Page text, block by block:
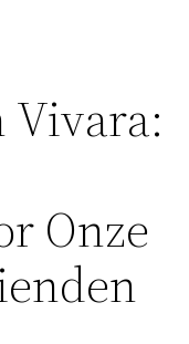
Vivara:
Onze